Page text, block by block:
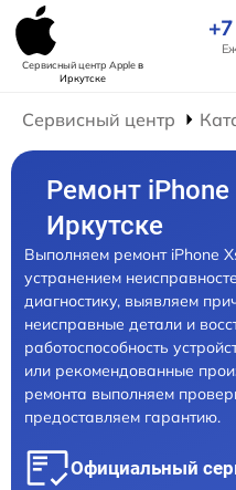
Сервисный центр Appleв
Иркутске
Сервисный центр
Ремонт iPhone
Иркутске
Выполняем ремонт iPhone
устранением
диагностику, выявляем
неисправные детали и
работоспособность
или рекомендованные
ремонта выполняем
предоставляем гарантию.
Официальный